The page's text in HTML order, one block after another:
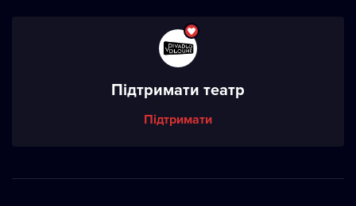
Підтримати театр
Підтримати